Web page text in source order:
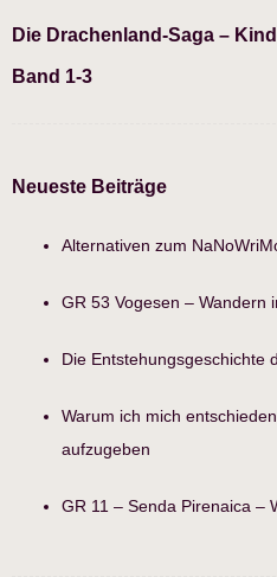
Die Drachenland-Saga –
Band 1-3
Neueste Beiträge
Alternativen zum
GR 53 Vogesen – Wandern
Die Entstehungsgeschichte
Warum ich mich
aufzugeben
GR 11 – Senda Pirenaica –